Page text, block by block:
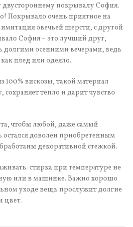
двустороннему покрывалу София.
Покрывало очень приятное на
овечьей шерсти, с другой
София – это лучший друг,
долгими осенними вечерами, ведь
плед или одеяло.
вискозы, такой материал
тепло и дарит чувство
чтобы любой, даже самый
доволен приобретенным
декоративной стежкой.
стирка при температуре не
или в машинке. Важно хорошо
уходе вещь прослужит долгие
цвет.